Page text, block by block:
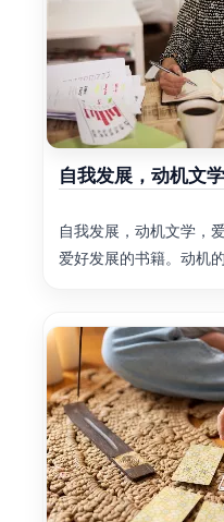
自我发展，动机文
自我发展，动机文学，
爱好发展的书籍。动机